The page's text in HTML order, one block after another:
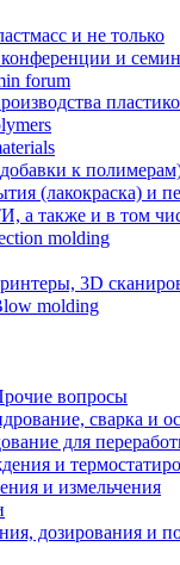
и не только
и
forum
к
(лакокраска) и
а также и в том
molding
3D
molding
вопросы
сварка и
для
и
и измельчения
дозирования и